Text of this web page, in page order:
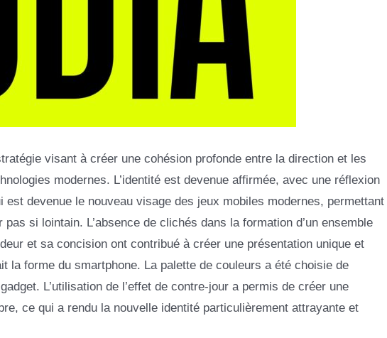
visant à créer une cohésion profonde entre la direction et les
modernes. L’identité est devenue affirmée, avec une réflexion
devenue le nouveau visage des jeux mobiles modernes, permettant
si lointain. L’absence de clichés dans la formation d’un ensemble
et sa concision ont contribué à créer une présentation unique et
la forme du smartphone. La palette de couleurs a été choisie de
L’utilisation de l’effet de contre-jour a permis de créer une
ce qui a rendu la nouvelle identité particulièrement attrayante et